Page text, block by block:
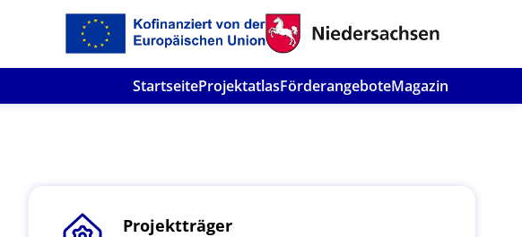
StartseiteProjektatlasFörderangeboteMagazin
Projektträger